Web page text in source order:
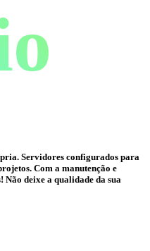
Servidores configurados para
Com a manutenção e
Não deixe a qualidade da sua